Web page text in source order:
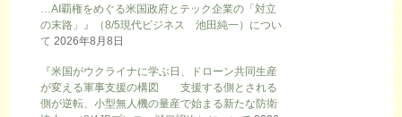
…AI覇権をめぐる米国政府とテック企業の「対立
の末路」』（8/5現代ビジネス 池田純一）につい
て 2026年8月8日
『米国がウクライナに学ぶ日、ドローン共同生産
が変える軍事支援の構図 支援する側とされる
側が逆転、小型無人機の量産で始まる新たな防衛